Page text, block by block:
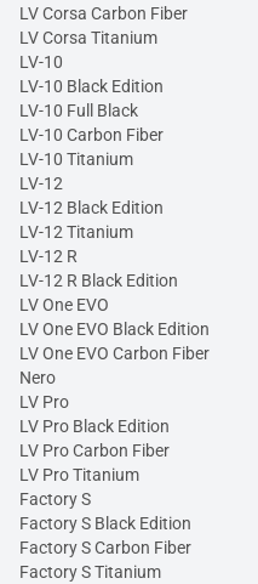
LV Corsa Carbon Fiber
LV Corsa Titanium
LV-10
LV-10 Black Edition
LV-10 Full Black
LV-10 Carbon Fiber
LV-10 Titanium
LV-12
LV-12 Black Edition
LV-12 Titanium
LV-12 R
LV-12 R Black Edition
LV One EVO
LV One EVO Black Edition
LV One EVO Carbon Fiber
Nero
LV Pro
LV Pro Black Edition
LV Pro Carbon Fiber
LV Pro Titanium
Factory S
Factory S Black Edition
Factory S Carbon Fiber
Factory S Titanium